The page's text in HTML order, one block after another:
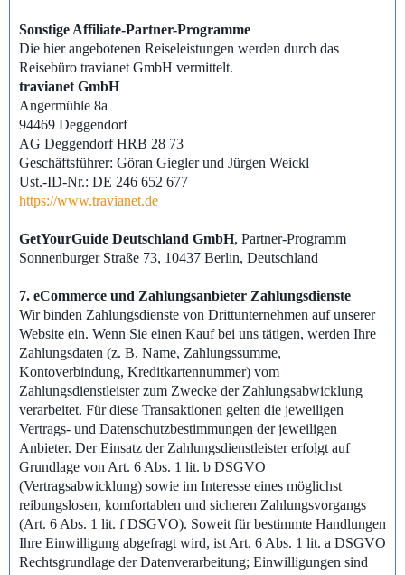
Sonstige Affiliate-Partner-Programme
Die hier angebotenen Reiseleistungen werden durch das
Reisebüro travianet GmbH vermittelt.
travianet GmbH
Angermühle 8a
94469 Deggendorf
AG Deggendorf HRB 28 73
Geschäftsführer: Göran Giegler und Jürgen Weickl
Ust.-ID-Nr.: DE 246 652 677
https://www.travianet.de
GetYourGuide Deutschland GmbH, Partner-Programm
Sonnenburger Straße 73, 10437 Berlin, Deutschland
7. eCommerce und Zahlungsanbieter Zahlungsdienste
Wir binden Zahlungsdienste von Drittunternehmen auf unserer
Website ein. Wenn Sie einen Kauf bei uns tätigen, werden Ihre
Zahlungsdaten (z. B. Name, Zahlungssumme,
Kontoverbindung, Kreditkartennummer) vom
Zahlungsdienstleister zum Zwecke der Zahlungsabwicklung
verarbeitet. Für diese Transaktionen gelten die jeweiligen
Vertrags- und Datenschutzbestimmungen der jeweiligen
Anbieter. Der Einsatz der Zahlungsdienstleister erfolgt auf
Grundlage von Art. 6 Abs. 1 lit. b DSGVO
(Vertragsabwicklung) sowie im Interesse eines möglichst
reibungslosen, komfortablen und sicheren Zahlungsvorgangs
(Art. 6 Abs. 1 lit. f DSGVO). Soweit für bestimmte Handlungen
Ihre Einwilligung abgefragt wird, ist Art. 6 Abs. 1 lit. a DSGVO
Rechtsgrundlage der Datenverarbeitung; Einwilligungen sind